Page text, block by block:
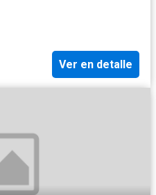
Ver en detalle